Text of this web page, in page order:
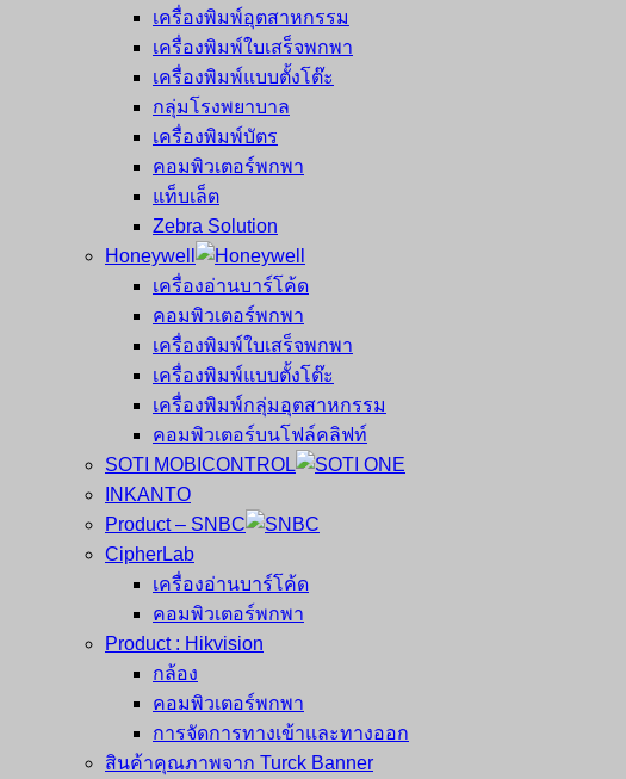
เครื่องพิมพ์อุตสาหกรรม
เครื่องพิมพ์ใบเสร็จพกพา
เครื่องพิมพ์แบบตั้งโต๊ะ
กลุ่มโรงพยาบาล
เครื่องพิมพ์บัตร
คอมพิวเตอร์พกพา
แท็บเล็ต
Zebra Solution
Honeywell
เครื่องอ่านบาร์โค้ด
คอมพิวเตอร์พกพา
เครื่องพิมพ์ใบเสร็จพกพา
เครื่องพิมพ์แบบตั้งโต๊ะ
เครื่องพิมพ์กลุ่มอุตสาหกรรม
คอมพิวเตอร์บนโฟล์คลิฟท์
SOTI MOBICONTROL
INKANTO
Product – SNBC
CipherLab
เครื่องอ่านบาร์โค้ด
คอมพิวเตอร์พกพา
Product : Hikvision
กล้อง
คอมพิวเตอร์พกพา
การจัดการทางเข้าและทางออก
สินค้าคุณภาพจาก Turck Banner